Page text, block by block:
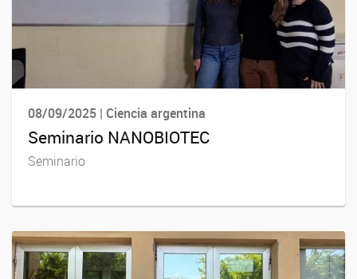
08/09/2025 | Ciencia argentina
Seminario NANOBIOTEC
Seminario